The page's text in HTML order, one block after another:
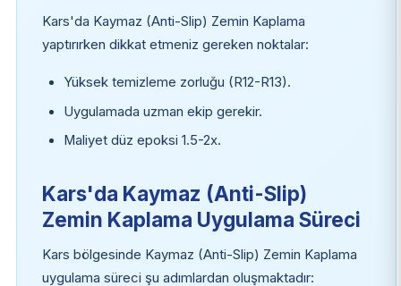
Kars'da Kaymaz (Anti-Slip) Zemin Kaplama
yaptırırken dikkat etmeniz gereken noktalar:
Yüksek temizleme zorluğu (R12-R13).
Uygulamada uzman ekip gerekir.
Maliyet düz epoksi 1.5-2x.
Kars'da Kaymaz (Anti-Slip)
Zemin Kaplama Uygulama Süreci
Kars bölgesinde Kaymaz (Anti-Slip) Zemin Kaplama
uygulama süreci şu adımlardan oluşmaktadır: